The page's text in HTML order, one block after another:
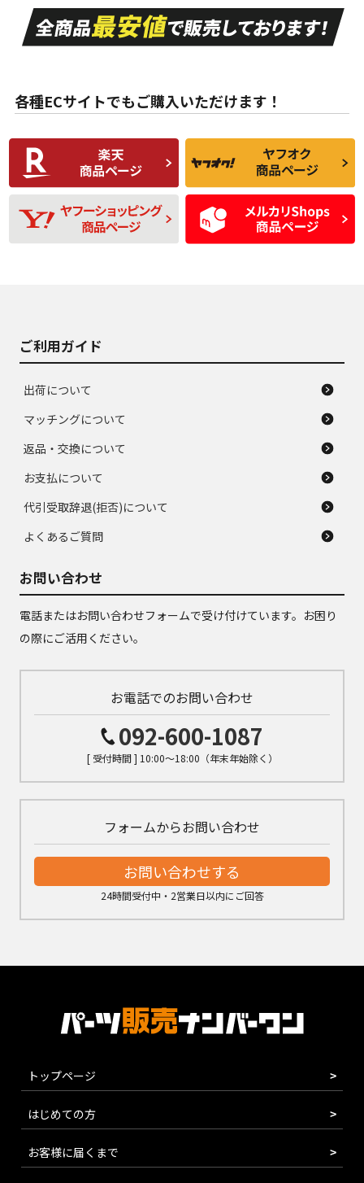
A
走行距離も少なく、
目立つ傷もほとんど
ない中古品
A
走行距離も少なく、
非常に状態の良い中
古品
な中古品
んどない中古品
C
比較的きれいな中古
品
C
られるが、使用に問
題のない中古品
D
使用感や目立つ傷が
あり、一般的な中古
品
D
残り溝も少なく、偏
磨耗がみられ、短期
間使用できるくらい
の中古品
各種ECサイトでもご購入いただけます！
ご利用ガイド
出荷について
マッチングについて
返品・交換について
お支払について
代引受取辞退(拒否)について
よくあるご質問
お問い合わせ
電話またはお問い合わせフォームで受け付けています。お困り
の際にご活用ください。
お電話でのお問い合わせ
092-600-1087
[ 受付時間 ] 10:00～18:00（年末年始除く）
フォームからお問い合わせ
お問い合わせする
24時間受付中・2営業日以内にご回答
トップページ
はじめての方
お客様に届くまで